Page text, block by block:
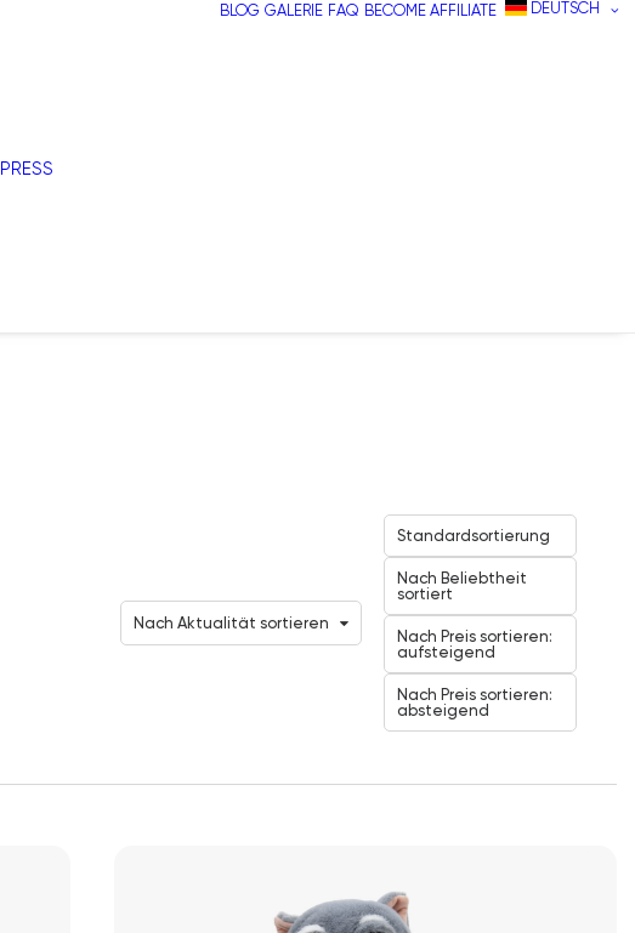
PRESS
BLOG GALERIE FAQ BECOME AFFILIATE DEUTSCH
Nach Aktualität sortieren
Standardsortierung
Nach Beliebtheit
sortiert
Nach Preis sortieren:
aufsteigend
Nach Preis sortieren:
absteigend